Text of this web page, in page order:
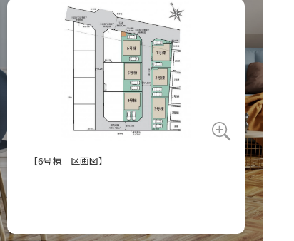
【6号棟 区画図】